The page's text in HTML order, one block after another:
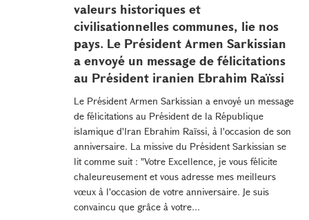
valeurs historiques et
civilisationnelles communes, lie nos
pays. Le Président Armen Sarkissian
a envoyé un message de félicitations
au Président iranien Ebrahim Raïssi
Le Président Armen Sarkissian a envoyé un message
de félicitations au Président de la République
islamique d'Iran Ebrahim Raïssi, à l'occasion de son
anniversaire. La missive du Président Sarkissian se
lit comme suit : "Votre Excellence, je vous félicite
chaleureusement et vous adresse mes meilleurs
vœux à l'occasion de votre anniversaire. Je suis
convaincu que grâce à votre...